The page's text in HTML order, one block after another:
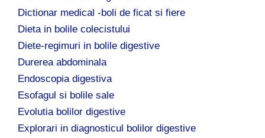
Dictionar medical -boli de ficat si fiere
Dieta in bolile colecistului
Diete-regimuri in bolile digestive
Durerea abdominala
Endoscopia digestiva
Esofagul si bolile sale
Evolutia bolilor digestive
Explorari in diagnosticul bolilor digestive